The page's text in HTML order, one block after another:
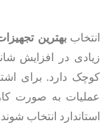
انتخاببهترین
زیادی در افزایش
کوچک دارد. برای
عملیات به صورت
استاندارد انتخاب